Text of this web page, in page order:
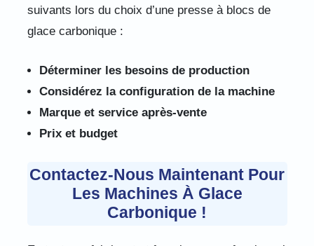
suivants lors du choix d’une presse à blocs de
glace carbonique :
Déterminer les besoins de production
Considérez la configuration de la machine
Marque et service après-vente
Prix ​​et budget
Contactez-Nous Maintenant Pour
Les Machines À Glace
Carbonique !